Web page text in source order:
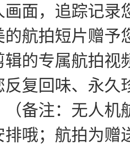
画面，追踪记录
的航拍短片赠予
辑的专属航拍视
反复回味、永久
（备注：无人
排哦；航拍为赠